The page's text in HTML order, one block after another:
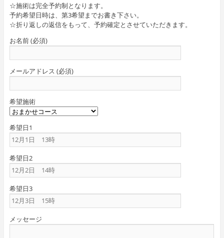
☆施術は完全予約制となります。
予約希望日時は、第3希望までお書き下さい。
☆折り返しの返信をもって、予約確定とさせていただきます。
お名前 (必須)
メールアドレス (必須)
希望施術
希望日1
希望日2
希望日3
メッセージ